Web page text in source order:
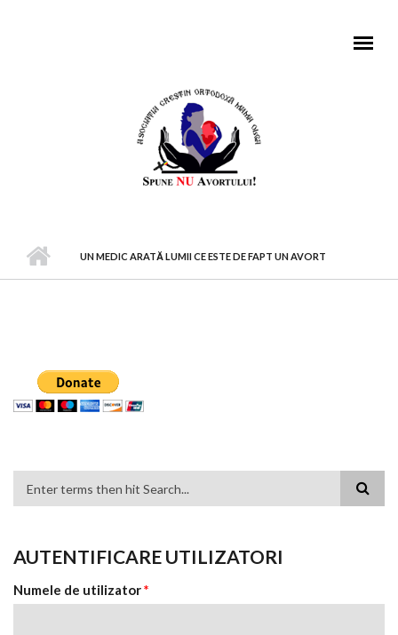
MENIU PRINCIPAL
UN MEDIC ARATĂ LUMII CE ESTE DE FAPT UN AVORT
FORMULAR DE CĂUTARE
AUTENTIFICARE UTILIZATORI
Numele de utilizator*